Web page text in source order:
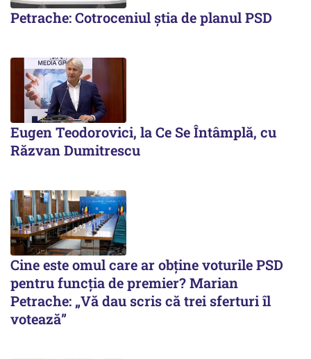
Petrache: Cotroceniul știa de planul PSD
Eugen Teodorovici, la Ce Se Întâmplă, cu
Răzvan Dumitrescu
Cine este omul care ar obține voturile PSD
pentru funcția de premier? Marian
Petrache: „Vă dau scris că trei sferturi îl
votează”